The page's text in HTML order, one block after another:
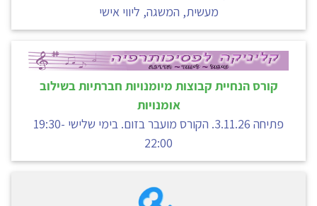
מעשית, המשגה, ליווי אישי
קורס הנחיית קבוצות מיומנויות חברתיות בשילוב
אומנויות
פתיחה 3.11.26. הקורס מועבר בזום. בימי שלישי 19:30-
22:00